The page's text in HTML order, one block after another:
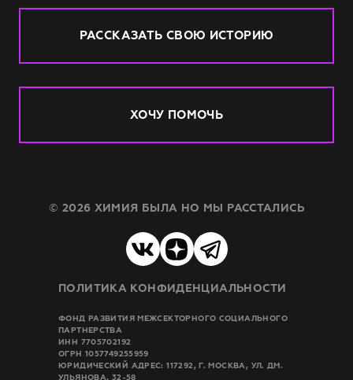
РАССКАЗАТЬ СВОЮ ИСТОРИЮ
ХОЧУ ПОМОЧЬ
© 2026 ХИМИЯ БЫЛА НО МЫ РАССТАЛИСЬ
ПОЛИТИКА КОНФИДЕНЦИАЛЬНОСТИ
ФОНД РАЗВИТИЯ МЕЖСЕКТОРНОГО СОЦИАЛЬНОГО
ПАРТНЕРСТВА
ИНН 7705702192
ОГРН 1057749255959
ЮРИДИЧЕСКИЙ АДРЕС: 117292, Г. МОСКВА, УЛ. ДМ.
УЛЬЯНОВА, 32-58